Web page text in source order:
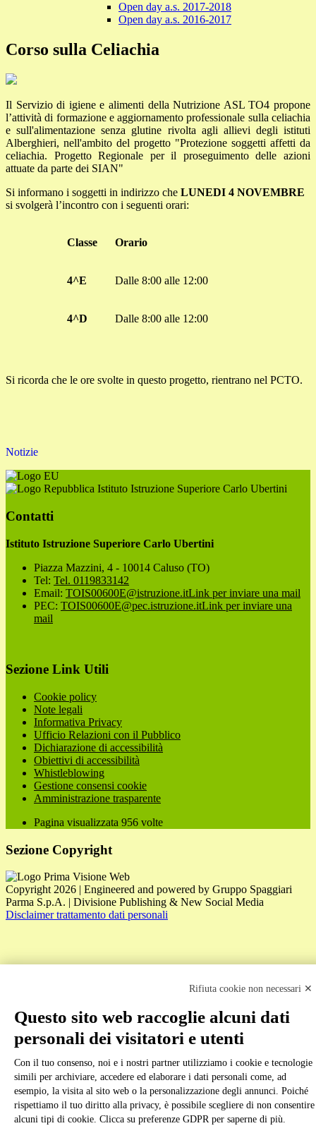
Open day a.s. 2017-2018
Open day a.s. 2016-2017
Corso sulla Celiachia
Il Servizio di igiene e alimenti della Nutrizione ASL TO4 propone
l’attività di formazione e aggiornamento professionale sulla celiachia
e sull'alimentazione senza glutine rivolta agli allievi degli istituti
Alberghieri, nell'ambito del progetto "Protezione soggetti affetti da
celiachia. Progetto Regionale per il proseguimento delle azioni
attuate da parte dei SIAN"
Si informano i soggetti in indirizzo che LUNEDI 4 NOVEMBRE
si svolgerà l’incontro con i seguenti orari:
Classe Orario
4^E Dalle 8:00 alle 12:00
4^D Dalle 8:00 alle 12:00
Si ricorda che le ore svolte in questo progetto, rientrano nel PCTO.
Notizie
Istituto Istruzione Superiore Carlo Ubertini
Contatti
Istituto Istruzione Superiore Carlo Ubertini
Piazza Mazzini, 4 - 10014 Caluso (TO)
Tel: Tel. 0119833142
Email: TOIS00600E@istruzione.itLink per inviare una mail
PEC: TOIS00600E@pec.istruzione.itLink per inviare una
mail
Sezione Link Utili
Cookie policy
Note legali
Informativa Privacy
Ufficio Relazioni con il Pubblico
Dichiarazione di accessibilità
Obiettivi di accessibilità
Whistleblowing
Gestione consensi cookie
Amministrazione trasparente
Pagina visualizzata 956 volte
Sezione Copyright
Copyright 2026 | Engineered and powered by Gruppo Spaggiari
Parma S.p.A. | Divisione Publishing & New Social Media
Disclaimer trattamento dati personali
Back to top
Rifiuta cookie non necessari ✕
Questo sito web raccoglie alcuni dati
personali dei visitatori e utenti
Con il tuo consenso, noi e i nostri partner utilizziamo i cookie e tecnologie
simili per archiviare, accedere ed elaborare i dati personali come, ad
esempio, la visita al sito web o la personalizzazione degli annunci. Poiché
rispettiamo il tuo diritto alla privacy, è possibile scegliere di non consentire
alcuni tipi di cookie. Clicca su preferenze GDPR per saperne di più.